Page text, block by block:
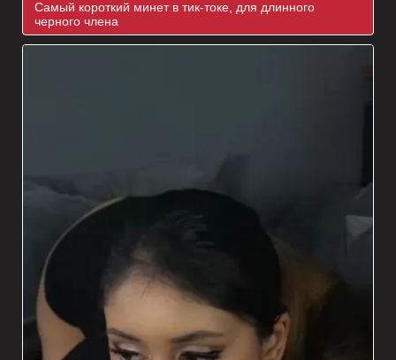
Самый короткий минет в тик-токе, для длинного
черного члена